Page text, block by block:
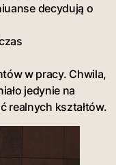
decydują o
w pracy. Chwila,
jedynie na
realnych kształtów.